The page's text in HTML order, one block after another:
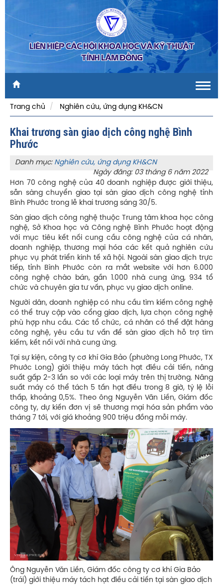
LIÊN HIỆP CÁC HỘI KHOA HỌC VÀ KỸ THUẬT
TỈNH LÂM ĐỒNG
Trang chủ
Nghiên cứu, ứng dụng KH&CN
Khai trương sàn giao dịch công nghệ Bình
Phước
Danh mục: Nghiên cứu, ứng dụng KH&CN
Ngày đăng: 03 tháng 6 năm 2022
Hơn 70 công nghệ của 40 doanh nghiệp được giới thiệu,
sẵn sàng chuyển giao tại sàn giao dịch công nghệ tỉnh
Bình Phước trong lễ khai trương sáng 30/5.
Sàn giao dịch công nghệ thuộc Trung tâm khoa học công
nghệ, Sở Khoa học và Công nghệ Bình Phước hoạt động
với mục tiêu kết nối cung cầu công nghệ của cá nhân,
doanh nghiệp, thương mại hóa các kết quả nghiên cứu
phục vụ phát triển kinh tế xã hội. Ngoài sàn giao dịch trực
tiếp, tỉnh Bình Phước còn ra mắt website với hơn 6.000
công nghệ chào bán, gần 1.000 nhà cung ứng, 934 tổ
chức và chuyên gia tư vấn, phục vụ giao dịch online.
Người dân, doanh nghiệp có nhu cầu tìm kiếm công nghệ
có thể truy cập vào cổng giao dịch, lựa chọn công nghệ
phù hợp nhu cầu. Các tổ chức, cá nhân có thể đặt hàng
công nghệ, yêu cầu tư vấn để sàn giao dịch hỗ trợ tìm
kiếm, kết nối với nhà cung ứng.
Tại sự kiện, công ty cơ khí Gia Bảo (phường Long Phước, TX
Phước Long) giới thiệu máy tách hạt điều cải tiến, năng
suất gấp 2-3 lần so với các loại máy trên thị trường. Năng
suất máy có thể tách 5 tấn hạt điều trong 8 giờ, tỷ lệ lỗi
thấp, khoảng 0,5%. Theo ông Nguyễn Văn Liền, Giám đốc
công ty, dự kiến đơn vị sẽ thương mại hóa sản phẩm vào
tháng 7 tới, với giá khoảng 900 triệu đồng mỗi máy.
Ông Nguyễn Văn Liền, Giám đốc công ty cơ khí Gia Bảo
(trái) giới thiệu máy tách hạt điều cải tiến tại sàn giao dịch